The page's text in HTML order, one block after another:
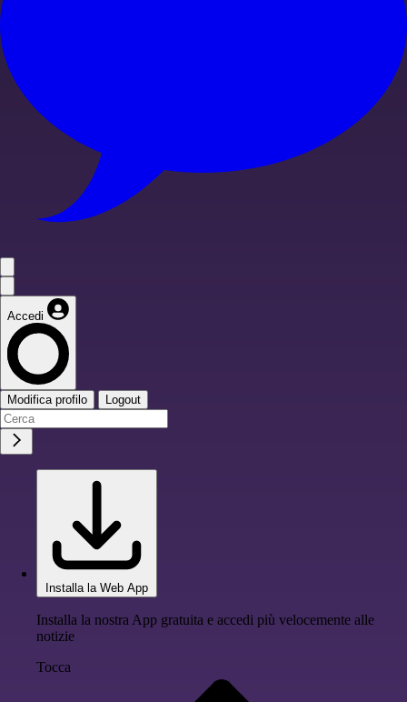
Accedi
Modifica profilo Logout
Installa la Web App
Installa la nostra App gratuita e accedi più velocemente alle
notizie
Tocca